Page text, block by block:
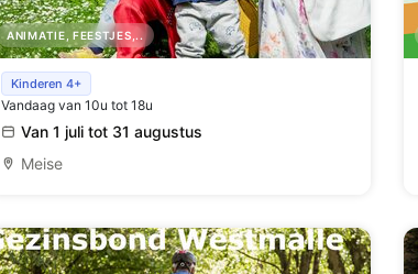
ANIMATIE, FEESTJES,..
Schatten van vlieg in de Plantentuin
Kinderen 4+
Vandaag van 10u tot 18u
Van 1 juli tot 31 augustus
Meise